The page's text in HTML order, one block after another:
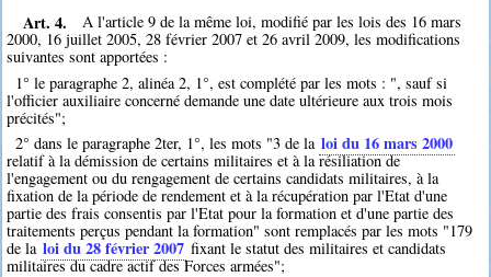
Art. 4.
A l'article 9 de la même loi, modifié par les lois des 16 mars
2000, 16 juillet 2005, 28 février 2007 et 26 avril 2009, les modifications
suivantes sont apportées :
1° le paragraphe 2, alinéa 2, 1°, est complété par les mots : ", sauf si
l'officier auxiliaire concerné demande une date ultérieure aux trois mois
précités";
2° dans le paragraphe 2ter, 1°, les mots "3 de la loi du 16 mars 2000
relatif à la démission de certains militaires et à la résiliation de
l'engagement ou du rengagement de certains candidats militaires, à la
fixation de la période de rendement et à la récupération par l'Etat d'une
partie des frais consentis par l'Etat pour la formation et d'une partie des
traitements perçus pendant la formation" sont remplacés par les mots "179
de la loi du 28 février 2007 fixant le statut des militaires et candidats
militaires du cadre actif des Forces armées";